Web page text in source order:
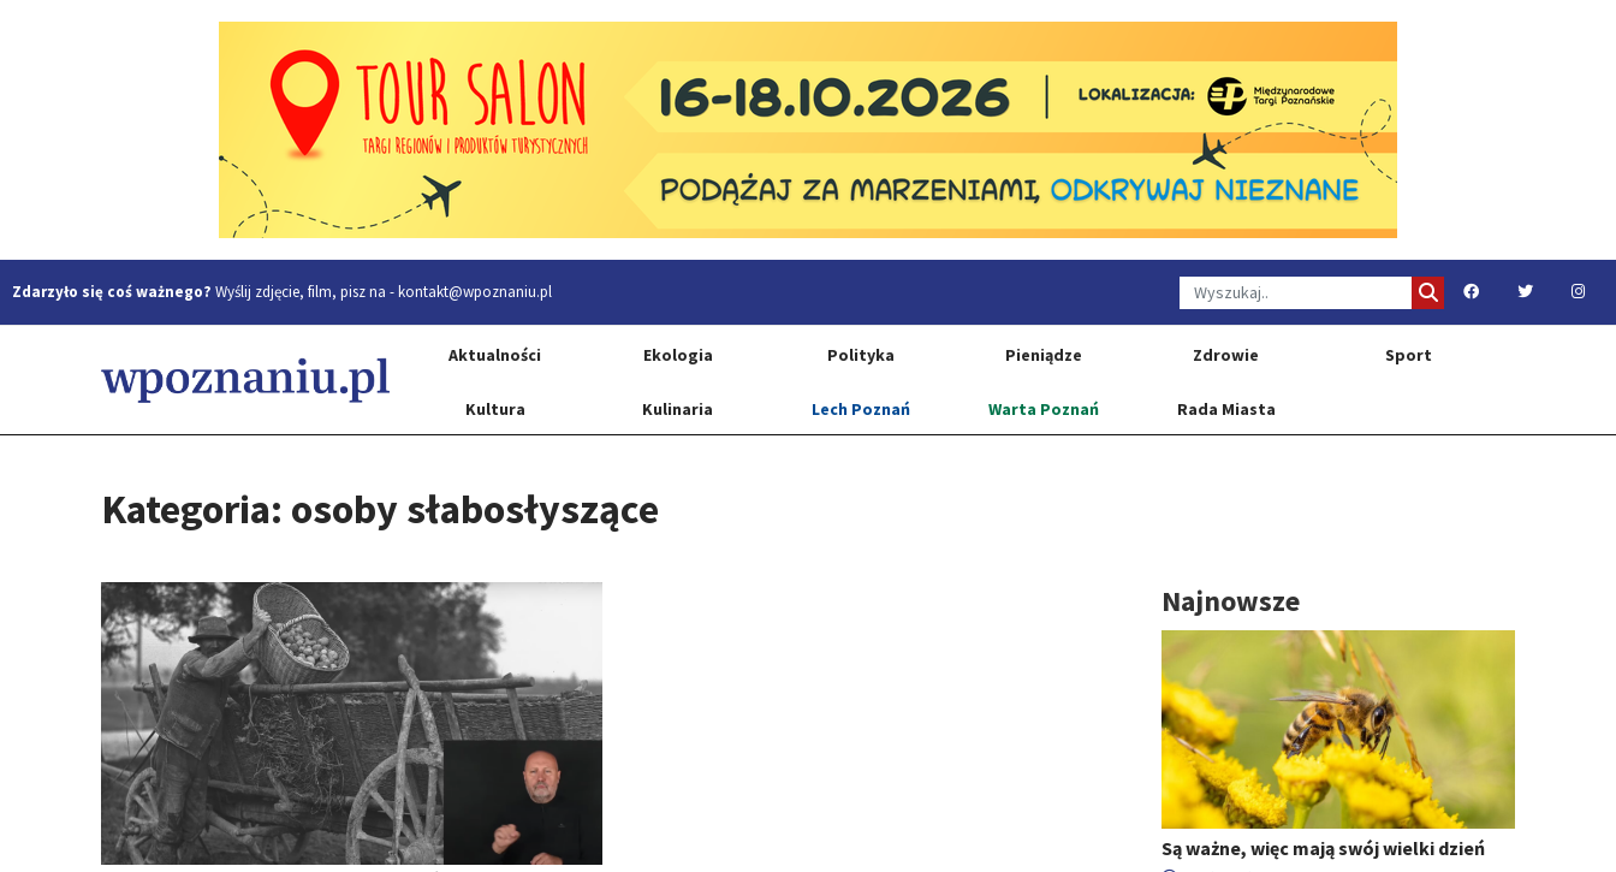
Zdarzyło się coś ważnego? Wyślij zdjęcie, film, pisz na -kontakt@wpoznaniu.pl
Aktualności Ekologia Polityka Pieniądze Zdrowie Sport
Kultura Kulinaria Lech Poznań Warta Poznań Rada Miasta
Kategoria: osoby słabosłyszące
Najnowsze
Są ważne, więc mają swój wielki dzień